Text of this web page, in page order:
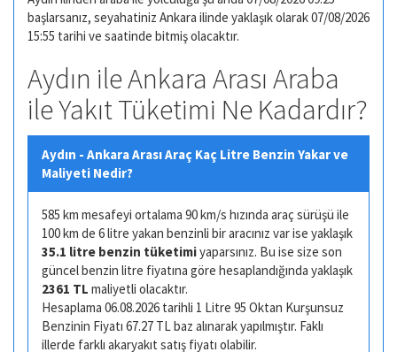
başlarsanız, seyahatiniz Ankara ilinde yaklaşık olarak 07/08/2026
15:55 tarihi ve saatinde bitmiş olacaktır.
Aydın ile Ankara Arası Araba
ile Yakıt Tüketimi Ne Kadardır?
Aydın - Ankara Arası Araç Kaç Litre Benzin Yakar ve
Maliyeti Nedir?
585 km mesafeyi ortalama 90 km/s hızında araç sürüşü ile
100 km de 6 litre yakan benzinli bir aracınız var ise yaklaşık
35.1 litre benzin tüketimiyaparsınız. Bu ise size son
güncel benzin litre fiyatına göre hesaplandığında yaklaşık
2361 TL maliyetli olacaktır.
Hesaplama 06.08.2026 tarihli 1 Litre 95 Oktan Kurşunsuz
Benzinin Fiyatı 67.27 TL baz alınarak yapılmıştır. Faklı
illerde farklı akaryakıt satış fiyatı olabilir.